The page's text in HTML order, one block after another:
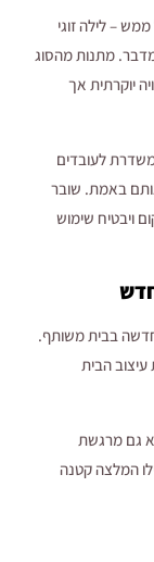
– לילה זוגי
מתנות מהסוג
יוקרתית אך
לעובדים
באמת. שובר
ויבטיח שימוש
בבית משותף.
הבית
גם מרגשת
המלצה קטנה